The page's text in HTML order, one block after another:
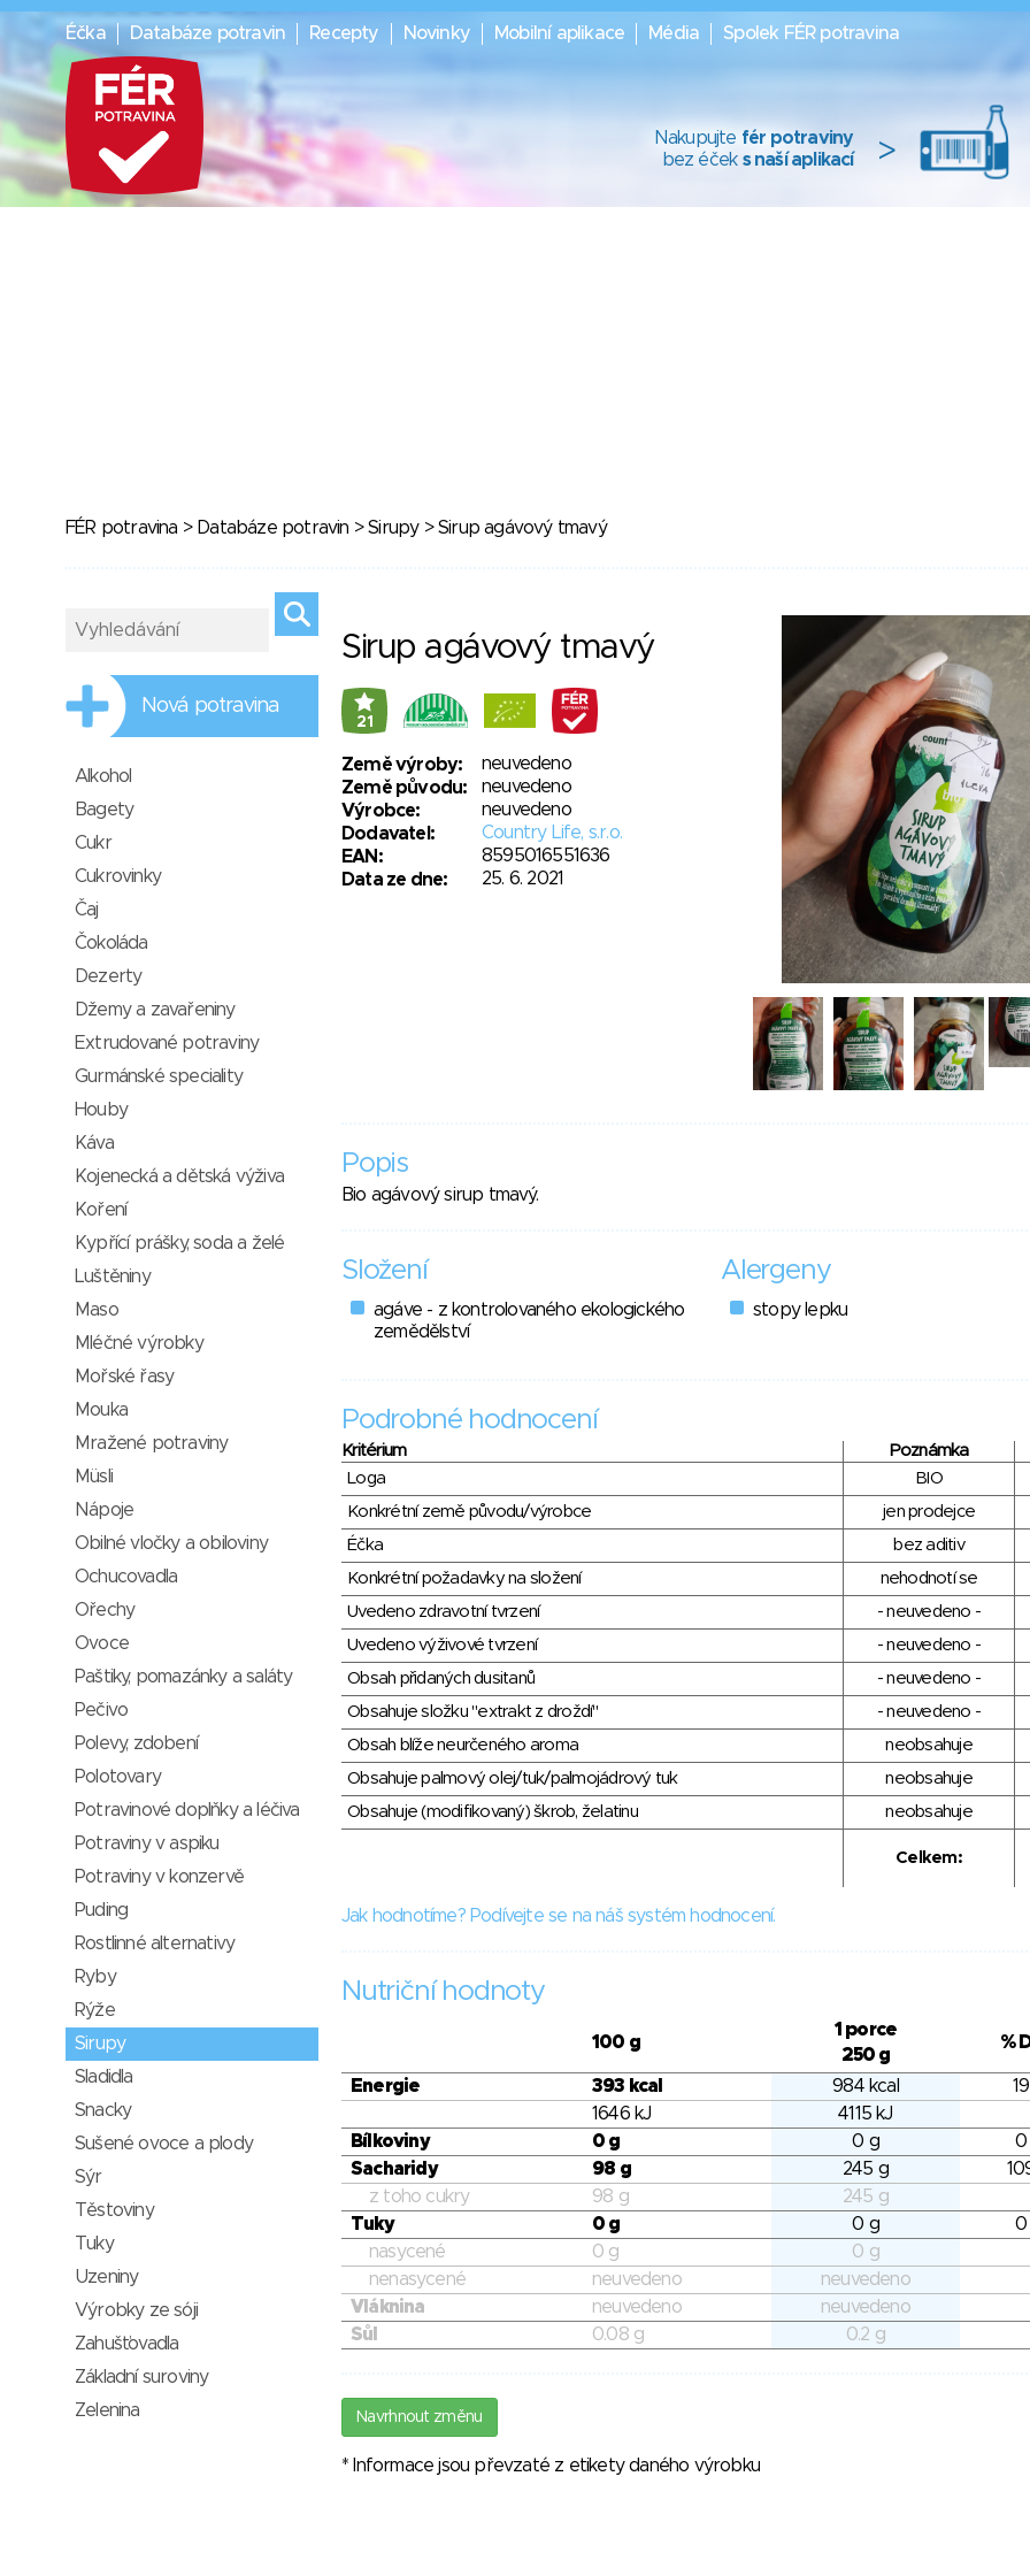
Éčka Databáze potravin Recepty Novinky Mobilní aplikace Média Spolek FÉR potravina
Nakupujte fér potraviny
bez éček s naší aplikací >
FÉR potravina > Databáze potravin >Sirupy> Sirup agávový tmavý
Sirup agávový tmavý
21
Země výroby:
neuvedeno
Země původu:
neuvedeno
Výrobce:
neuvedeno
Dodavatel:
Country Life, s.r.o.
EAN:
8595016551636
Data ze dne:
25. 6. 2021
Popis
Bio agávový sirup tmavý.
Složení
agáve - z kontrolovaného ekologického
zemědělství
Alergeny
stopy lepku
Podrobné hodnocení
Kritérium Poznámka
Loga
BIO
Konkrétní země původu/výrobce
jen prodejce
Éčka
bez aditiv
Konkrétní požadavky na složení
nehodnotí se
Uvedeno zdravotní tvrzení
- neuvedeno -
Uvedeno výživové tvrzení
- neuvedeno -
Obsah přidaných dusitanů
- neuvedeno -
Obsahuje složku "extrakt z droždí"
- neuvedeno -
Obsah blíže neurčeného aroma
neobsahuje
Obsahuje palmový olej/tuk/palmojádrový tuk
neobsahuje
Obsahuje (modifikovaný) škrob, želatinu
neobsahuje
Celkem:
Jak hodnotíme? Podívejte se na náš systém hodnocení.
Nutriční hodnoty
100 g
1 porce
250 g
%
Energie 393 kcal 984 kcal
1646 kJ
4115 kJ
Bílkoviny
0 g 0 g
0
Sacharidy
98 g 245 g
z toho cukry
98 g
245 g
Tuky
0 g 0 g
0
nasycené
0 g
0 g
nenasycené
neuvedeno
neuvedeno
Vláknina
neuvedeno
neuvedeno
Sůl
0.08 g 0.2 g
Navrhnout změnu
* Informace jsou převzaté z etikety daného výrobku
Nová potravina
Alkohol
Bagety
Cukr
Cukrovinky
Čaj
Čokoláda
Dezerty
Džemy a zavařeniny
Extrudované potraviny
Gurmánské speciality
Houby
Káva
Kojenecká a dětská výživa
Koření
Kypřící prášky, soda a želé
Luštěniny
Maso
Mléčné výrobky
Mořské řasy
Mouka
Mražené potraviny
Müsli
Nápoje
Obilné vločky a obiloviny
Ochucovadla
Ořechy
Ovoce
Paštiky, pomazánky a saláty
Pečivo
Polevy, zdobení
Polotovary
Potravinové doplňky a léčiva
Potraviny v aspiku
Potraviny v konzervě
Puding
Rostlinné alternativy
Ryby
Rýže
Sirupy
Sladidla
Snacky
Sušené ovoce a plody
Sýr
Těstoviny
Tuky
Uzeniny
Výrobky ze sóji
Zahušťovadla
Základní suroviny
Zelenina